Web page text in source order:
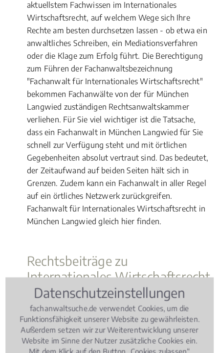
aktuellstem Fachwissen im Internationales
Wirtschaftsrecht, auf welchem Wege sich Ihre
Rechte am besten durchsetzen lassen - ob etwa ein
anwaltliches Schreiben, ein Mediationsverfahren
oder die Klage zum Erfolg führt. Die Berechtigung
zum Führen der Fachanwaltsbezeichnung
"Fachanwalt für Internationales Wirtschaftsrecht"
bekommen Fachanwälte von der für München
Langwied zuständigen Rechtsanwaltskammer
verliehen. Für Sie viel wichtiger ist die Tatsache,
dass ein Fachanwalt in München Langwied für Sie
schnell zur Verfügung steht und mit örtlichen
Gegebenheiten absolut vertraut sind. Das bedeutet,
der Zeitaufwand auf beiden Seiten hält sich in
Grenzen. Zudem kann ein Fachanwalt in aller Regel
auf ein örtliches Netzwerk zurückgreifen.
Fachanwalt für Internationales Wirtschaftsrecht in
München Langwied gleich hier finden.
Rechtsbeiträge zu
Internationales Wirtschaftsrecht
Wissen Aktuell, 06.03.2019(Update 07.08.2026)
Jäger und Jagd – Wie ist die Rechtslage?
Datenschutzeinstellungen
fachanwaltsuche.de verwendet Cookies, um die
Funktionsfähigkeit unserer Website zu gewährleisten.
Außerdem setzen wir zur Weiterentwicklung unserer
Website im Sinne der Nutzer zusätzliche Cookies ein.